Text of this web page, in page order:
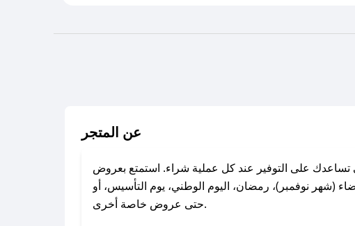
عن المتجر
على التوفير عند كل عملية شراء. استمتع بعروض
(شهر نوفمبر)، رمضان، اليوم الوطني، يوم التأسيس، أو
حتى عروض خاصة أخرى.